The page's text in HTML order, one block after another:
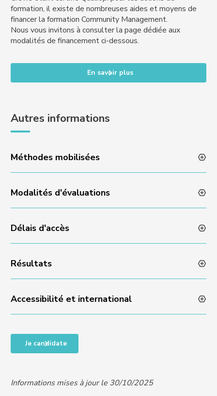
formation, il existe de nombreuses aides et moyens de
financer la formation Community Management.
Nous vous invitons à consulter la page dédiée aux
modalités de financement ci-dessous.
En savoir plus
Autres informations
Méthodes mobilisées
Animation des formations par des professionnels en
activité
Modalités d'évaluations
Évaluation des acquis en fin de formation via un quizz
ou un rendu de projet
Délais d'accès
Admissibilité sur dossier et échange avec l’équipe
Experience : réponse sous 48 heures
Résultats
Taux de satisfaction en fin de formation : NA
Taux de progression individuelle : NA
Accessibilité et international
Accessibilité des personnes en situation de handicap,
RQTH, ou difficultés particulières, nous contacter
handicap@crews-education.com
Je candidate
Informations mises à jour le 30/10/2025